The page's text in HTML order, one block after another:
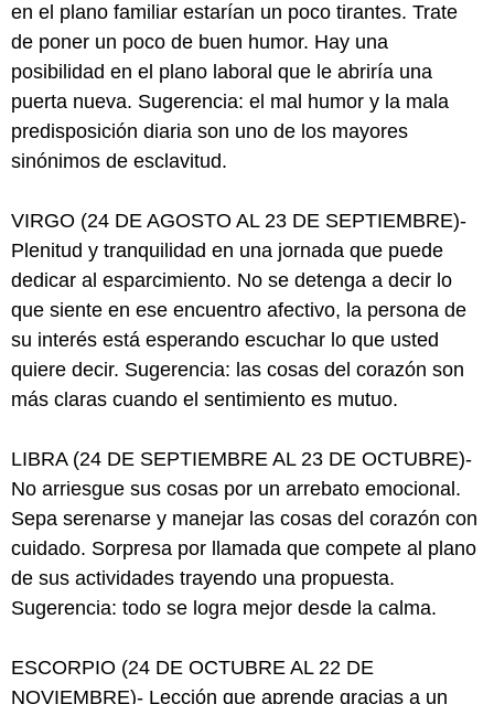
en el plano familiar estarían un poco tirantes. Trate
de poner un poco de buen humor. Hay una
posibilidad en el plano laboral que le abriría una
puerta nueva. Sugerencia: el mal humor y la mala
predisposición diaria son uno de los mayores
sinónimos de esclavitud.
VIRGO (24 DE AGOSTO AL 23 DE SEPTIEMBRE)-
Plenitud y tranquilidad en una jornada que puede
dedicar al esparcimiento. No se detenga a decir lo
que siente en ese encuentro afectivo, la persona de
su interés está esperando escuchar lo que usted
quiere decir. Sugerencia: las cosas del corazón son
más claras cuando el sentimiento es mutuo.
LIBRA (24 DE SEPTIEMBRE AL 23 DE OCTUBRE)-
No arriesgue sus cosas por un arrebato emocional.
Sepa serenarse y manejar las cosas del corazón con
cuidado. Sorpresa por llamada que compete al plano
de sus actividades trayendo una propuesta.
Sugerencia: todo se logra mejor desde la calma.
ESCORPIO (24 DE OCTUBRE AL 22 DE
NOVIEMBRE)- Lección que aprende gracias a un